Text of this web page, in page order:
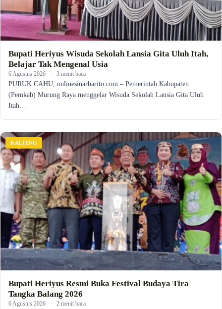
Bupati Heriyus Wisuda Sekolah Lansia Gita Uluh Itah,
Belajar Tak Mengenal Usia
6 Agustus 2026 · 3 menit baca
PURUK CAHU, onlinesinarbarito.com – Pemerintah Kabupaten
(Pemkab) Murung Raya menggelar Wisuda Sekolah Lansia Gita Uluh
Itah…
KALTENG
Bupati Heriyus Resmi Buka Festival Budaya Tira
Tangka Balang 2026
6 Agustus 2026 · 2 menit baca